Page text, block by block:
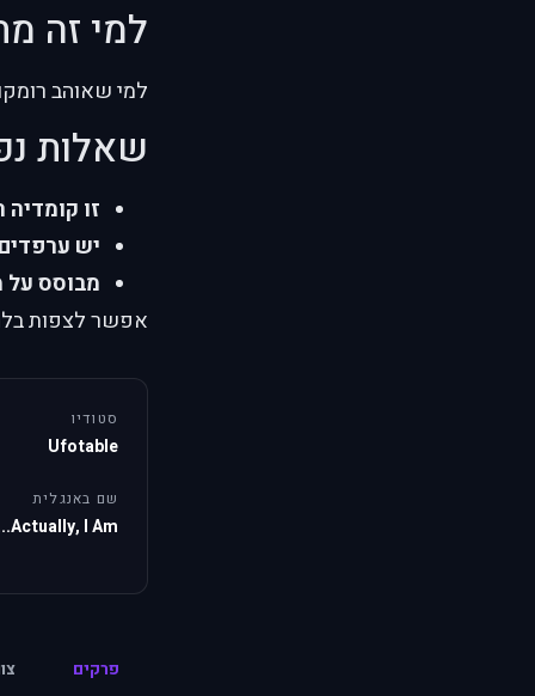
למי זה
למי שאוהב
שאלות
זו קומדיה
יש
מבוסס על
אפשר לצפות
סטודיו
Ufotable
שם באנגלית
Actually, I Am...
פרקים